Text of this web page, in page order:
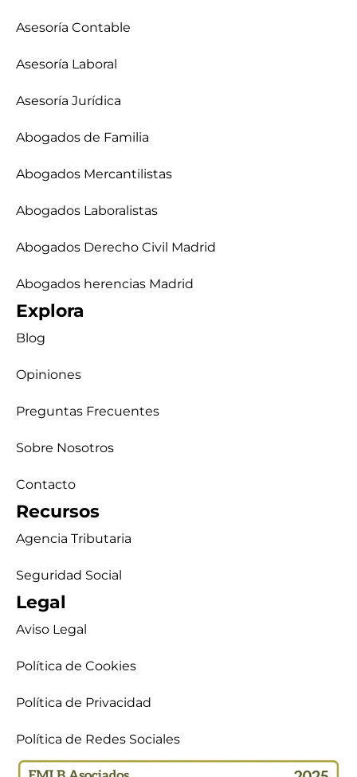
Asesoría Contable
Asesoría Laboral
Asesoría Jurídica
Abogados de Familia
Abogados Mercantilistas
Abogados Laboralistas
Abogados Derecho Civil Madrid
Abogados herencias Madrid
Explora
Blog
Opiniones
Preguntas Frecuentes
Sobre Nosotros
Contacto
Recursos
Agencia Tributaria
Seguridad Social
Legal
Aviso Legal
Política de Cookies
Política de Privacidad
Política de Redes Sociales